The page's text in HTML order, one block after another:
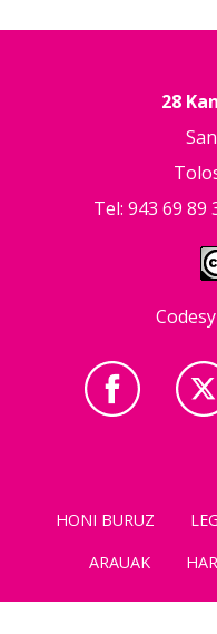
28
Tel: 943 69 89
HONI BURUZ
ARAUAK